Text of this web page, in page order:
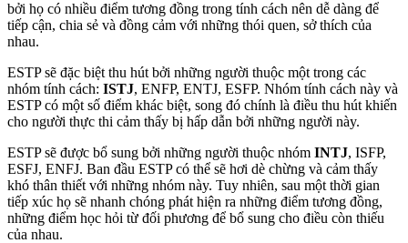
bởi họ có nhiều điểm tương đồng trong tính cách nên dễ dàng để
tiếp cận, chia sẻ và đồng cảm với những thói quen, sở thích của
nhau.
ESTP sẽ đặc biệt thu hút bởi những người thuộc một trong các
nhóm tính cách: ISTJ, ENFP, ENTJ, ESFP. Nhóm tính cách này và
ESTP có một số điểm khác biệt, song đó chính là điều thu hút khiến
cho người thực thi cảm thấy bị hấp dẫn bởi những người này.
ESTP sẽ được bổ sung bởi những người thuộc nhóm INTJ, ISFP,
ESFJ, ENFJ. Ban đầu ESTP có thể sẽ hơi dè chừng và cảm thấy
khó thân thiết với những nhóm này. Tuy nhiên, sau một thời gian
tiếp xúc họ sẽ nhanh chóng phát hiện ra những điểm tương đồng,
những điểm học hỏi từ đối phương để bổ sung cho điều còn thiếu
của nhau.